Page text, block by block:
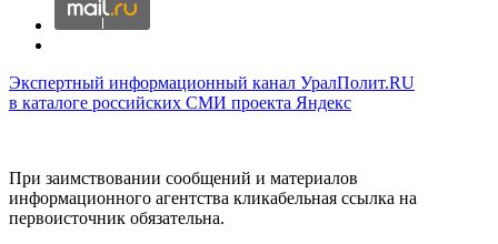
Экспертный информационный канал УралПолит.RU
в каталоге российских СМИ проекта Яндекс
При заимствовании сообщений и материалов
информационного агентства кликабельная ссылка на
первоисточник обязательна.